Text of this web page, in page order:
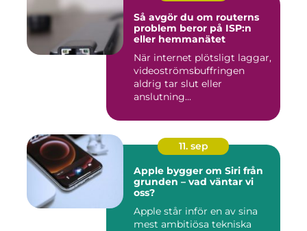
Så avgör du om routerns
problem beror på ISP:n
eller hemmanätet
När internet plötsligt laggar,
videoströmsbuffringen
aldrig tar slut eller
anslutning...
11. sep
Apple bygger om Siri från
grunden – vad väntar vi
oss?
Apple står inför en av sina
mest ambitiösa tekniska